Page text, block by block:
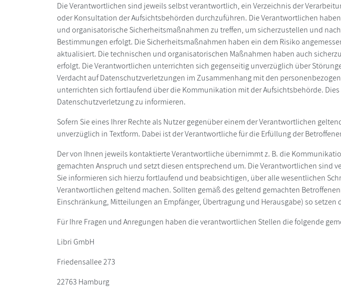
Die Verantwortlichen sind jeweils selbst verantwortlich, ein Verzeichnis der
oder Konsultation der Aufsichtsbehörden durchzuführen. Die Verantwortlichen
und organisatorische Sicherheitsmaßnahmen zu treffen, um sicherzustellen und
Bestimmungen erfolgt. Die Sicherheitsmaßnahmen haben ein dem Risiko
aktualisiert. Die technischen und organisatorischen Maßnahmen haben auch
erfolgt. Die Verantwortlichen unterrichten sich gegenseitig unverzüglich über
Verdacht auf Datenschutzverletzungen im Zusammenhang mit den
unterrichten sich fortlaufend über die Kommunikation mit der Aufsichtsbehörde.
Datenschutzverletzung zu informieren.
Sofern Sie eines Ihrer Rechte als Nutzer gegenüber einem der Verantwortlichen
unverzüglich in Textform. Dabei ist der Verantwortliche für die Erfüllung der
Der von Ihnen jeweils kontaktierte Verantwortliche übernimmt z. B. die
gemachten Anspruch und setzt diesen entsprechend um. Die Verantwortlichen sind
Sie informieren sich hierzu fortlaufend und beabsichtigen, über alle wesentlichen
Verantwortlichen geltend machen. Sollten gemäß des geltend gemachten
Einschränkung, Mitteilungen an Empfänger, Übertragung und Herausgabe) so
Für Ihre Fragen und Anregungen haben die verantwortlichen Stellen die folgende
Libri GmbH
Friedensallee 273
22763 Hamburg